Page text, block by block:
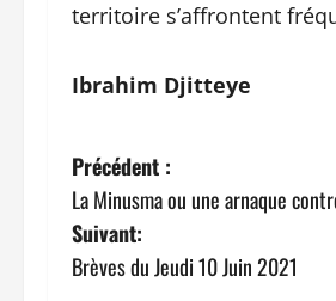
territoire s’affrontent
Ibrahim Djitteye
N
a
v
Précédent :
La Minusma ou une arnaque
Suivant:
Brèves du Jeudi 10 Juin 2021